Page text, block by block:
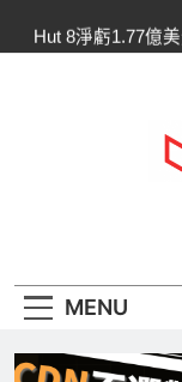
Hut 8淨虧1.77億
CLARITY法案
參議
Hut 8淨虧1.77億
Strategy再賣比
MENU